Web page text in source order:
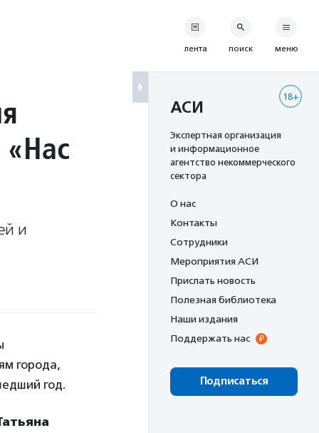
и
города,
год.
лента поиск меню
18+
АСИ
Экспертная организация
и информационное
агентство некоммерческого
сектора
О нас
Контакты
Сотрудники
Мероприятия АСИ
Прислать новость
Полезная библиотека
Наши издания
Поддержать нас
Подписаться